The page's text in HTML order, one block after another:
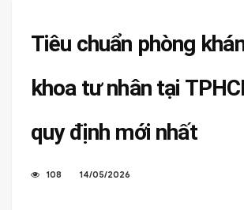
Tiêu chuẩn phòng
khoa tư nhân tại
quy định mới nhất
108 14/05/2026